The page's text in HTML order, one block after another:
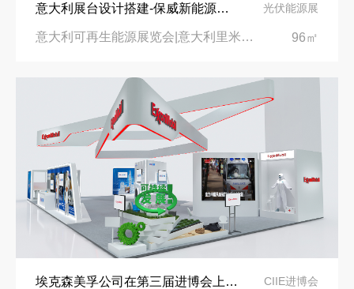
意大利展台设计搭建-保威新能源在意大利里米尼会展中心推出最新产品-中励展览设计策划公司 光伏能源展
意大利可再生能源展览会|意大利里米尼会展中心 96㎡
埃克森美孚公司在第三届进博会上展示非凡的展台搭建设计 CIIE进博会